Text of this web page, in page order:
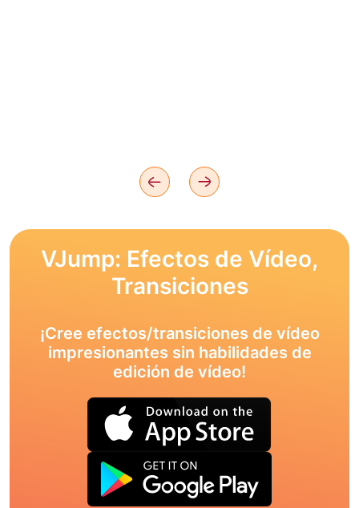
VJump: Efectos de Vídeo,
Transiciones
¡Cree efectos/transiciones de vídeo
impresionantes sin habilidades de
edición de vídeo!